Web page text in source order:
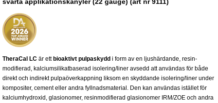
TheraCal LC är ettbioaktivt pulpaskydd i form av en ljushärdande, resin-
modifierad, kalciumsilikatbaserad isolering/liner avsedd att användas för både
direkt och indirekt pulpaöverkappning liksom en skyddande isolering/liner under
kompositer, cement eller andra fyllnadsmaterial. Den kan användas istället för
kalciumhydroxid, glasionomer, resinmodifierad glasionomer IRM/ZOE och andra